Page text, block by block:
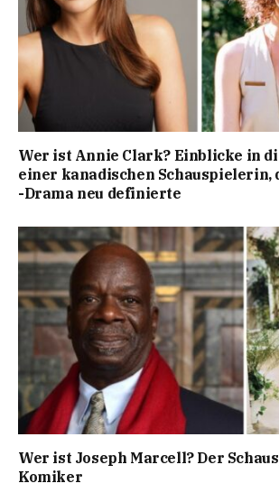
Wer ist Annie Clark? Einblicke in
einer kanadischen Schauspielerin,
-Drama neu definierte
Wer ist Joseph Marcell? Der
Komiker